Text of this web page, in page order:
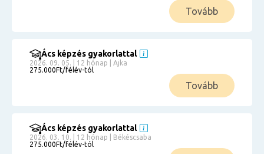
Tovább
Ács képzés gyakorlattal
2026. 09. 05. | 12 hónap | Ajka
275.000Ft/félév-tól
Tovább
Ács képzés gyakorlattal
2026. 03. 10. | 12 hónap | Békéscsaba
275.000Ft/félév-tól